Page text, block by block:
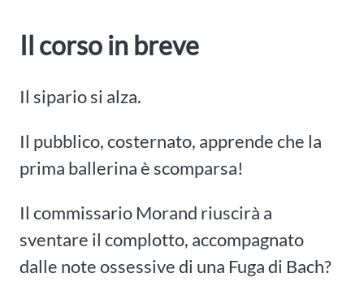
Il corso in breve
Il sipario si alza.
Il pubblico, costernato, apprende che la
prima ballerina è scomparsa!
Il commissario Morand riuscirà a
sventare il complotto, accompagnato
dalle note ossessive di una Fuga di Bach?